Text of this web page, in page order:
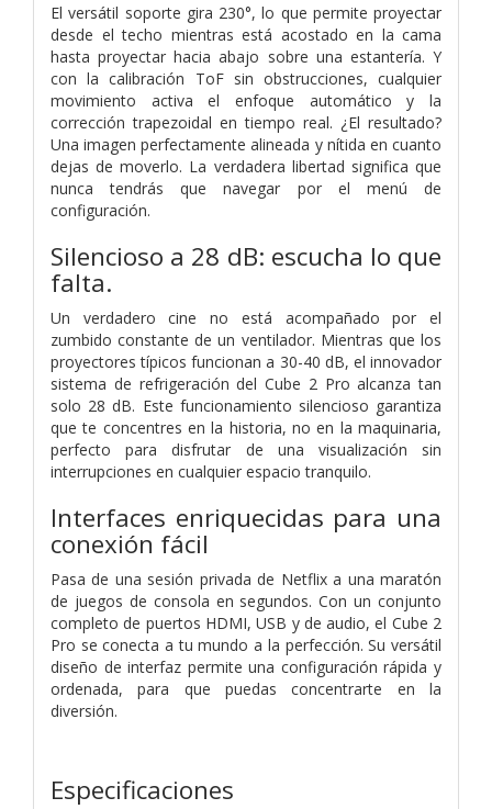
El versátil soporte gira 230°, lo que permite proyectar
desde el techo mientras está acostado en la cama
hasta proyectar hacia abajo sobre una estantería. Y
con la calibración ToF sin obstrucciones, cualquier
movimiento activa el enfoque automático y la
corrección trapezoidal en tiempo real. ¿El resultado?
Una imagen perfectamente alineada y nítida en cuanto
dejas de moverlo. La verdadera libertad significa que
nunca tendrás que navegar por el menú de
configuración.
Silencioso a 28 dB: escucha lo que
falta.
Un verdadero cine no está acompañado por el
zumbido constante de un ventilador. Mientras que los
proyectores típicos funcionan a 30-40 dB, el innovador
sistema de refrigeración del Cube 2 Pro alcanza tan
solo 28 dB. Este funcionamiento silencioso garantiza
que te concentres en la historia, no en la maquinaria,
perfecto para disfrutar de una visualización sin
interrupciones en cualquier espacio tranquilo.
Interfaces enriquecidas para una
conexión fácil
Pasa de una sesión privada de Netflix a una maratón
de juegos de consola en segundos. Con un conjunto
completo de puertos HDMI, USB y de audio, el Cube 2
Pro se conecta a tu mundo a la perfección. Su versátil
diseño de interfaz permite una configuración rápida y
ordenada, para que puedas concentrarte en la
diversión.
Especificaciones